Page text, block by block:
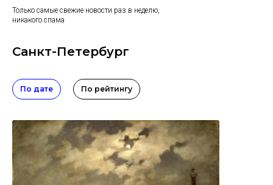
Только самые свежие новости раз в неделю,
никакого спама
Санкт-Петербург
По дате По рейтингу